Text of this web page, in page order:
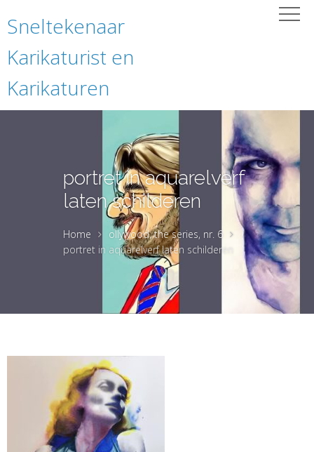
Sneltekenaar
Karikaturist en
Karikaturen
portret in aquarelverf
laten schilderen
Home
ollywood, the series, nr. 6
portret in aquarelverf laten schilderen